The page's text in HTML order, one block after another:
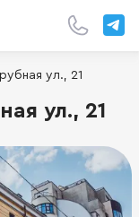
ул., 21
ул., 21